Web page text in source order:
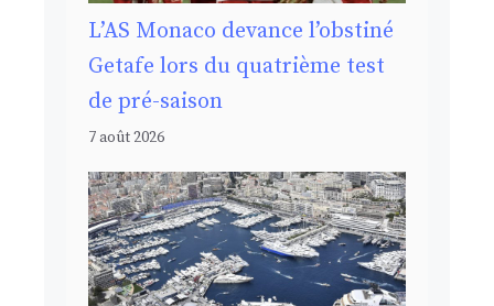
L’AS Monaco devance l’obstiné
Getafe lors du quatrième test
de pré-saison
7 août 2026